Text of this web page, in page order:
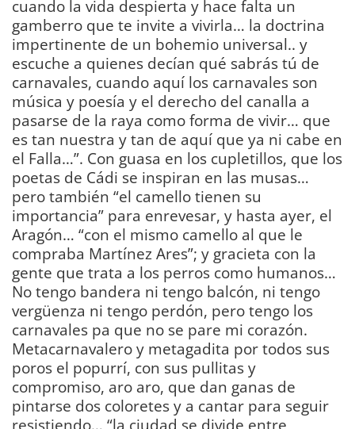
cuando la vida despierta y hace falta un
gamberro que te invite a vivirla… la doctrina
impertinente de un bohemio universal.. y
escuche a quienes decían qué sabrás tú de
carnavales, cuando aquí los carnavales son
música y poesía y el derecho del canalla a
pasarse de la raya como forma de vivir… que
es tan nuestra y tan de aquí que ya ni cabe en
el Falla…”. Con guasa en los cupletillos, que los
poetas de Cádi se inspiran en las musas…
pero también “el camello tienen su
importancia” para enrevesar, y hasta ayer, el
Aragón… “con el mismo camello al que le
compraba Martínez Ares”; y gracieta con la
gente que trata a los perros como humanos…
No tengo bandera ni tengo balcón, ni tengo
vergüenza ni tengo perdón, pero tengo los
carnavales pa que no se pare mi corazón.
Metacarnavalero y metagadita por todos sus
poros el popurrí, con sus pullitas y
compromiso, aro aro, que dan ganas de
pintarse dos coloretes y a cantar para seguir